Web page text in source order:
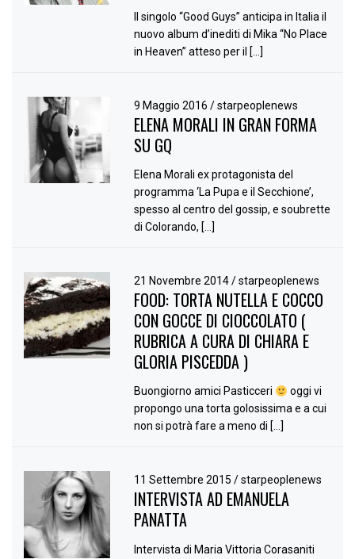
Il singolo “Good Guys” anticipa in Italia il
nuovo album d’inediti di Mika “No Place
in Heaven” atteso per il […]
9 Maggio 2016/ starpeoplenews
ELENA MORALI IN GRAN FORMA
SU GQ
Elena Morali ex protagonista del
programma ‘La Pupa e il Secchione’,
spesso al centro del gossip, e soubrette
di Colorando, […]
21 Novembre 2014/ starpeoplenews
FOOD: TORTA NUTELLA E COCCO
CON GOCCE DI CIOCCOLATO (
RUBRICA A CURA DI CHIARA E
GLORIA PISCEDDA )
Buongiorno amici Pasticceri
oggi vi
propongo una torta golosissima e a cui
non si potrà fare a meno di […]
11 Settembre 2015/ starpeoplenews
INTERVISTA AD EMANUELA
PANATTA
Intervista di Maria Vittoria Corasaniti